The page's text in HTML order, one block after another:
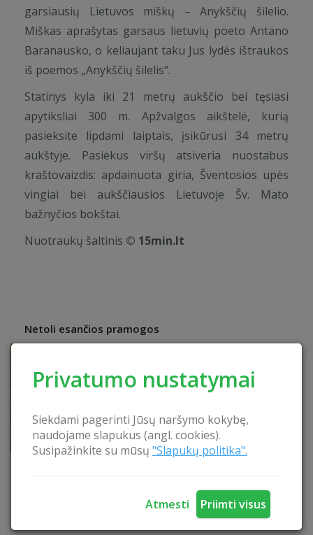
Privatumo nustatymai
Siekdami pagerinti Jūsų naršymo kokybę,
naudojame slapukus (angl. cookies).
Susipažinkite su mūsų "Slapukų politika".
Atmesti Priimti visus
garsiausių Lietuvos miškų – Anykščių šilelio.
Miškas aprašytas garsaus lietuvių poeto Antano
Baranausko, o keliaujant taku Jus lydės ištraukos
iš poemos „Anykščių šilelis“.
Statinys kyla iki 21 metrų aukščio bei tęsiasi
apytiksliai 300 m. Apžvalgos aikštelė, kurią
pasieksite lipdami laiptais, įsikūrusi 34 metrų
aukštyje. Pasiekus viršų atsiveria nuostabus
kraštovaizdis: apdainuota giria, Šventosios upės
vingiai bei aukščiausios Lietuvoje Šv. Mato
bažnyčios bokštai.
Nuotraukų šaltinis © 15min.lt
Netoli esančios pramogos